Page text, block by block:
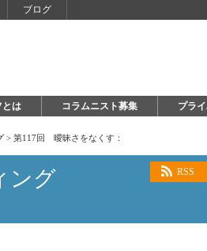
ブログ
とは コラムニスト募集 プラ
> 第117回 曖昧さをなくす：
RSS
ング